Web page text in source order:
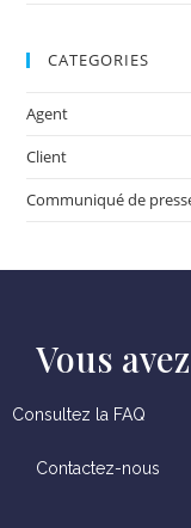
CATEGORIES
Agent
Client
Communiqué de
Vous
Consultez la FAQ
Contactez-nous